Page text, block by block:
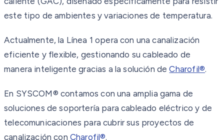
este tipo de ambientes y variaciones de temperatura.
Actualmente, la Línea 1 opera con una canalización
eficiente y flexible, gestionando su cableado de
manera inteligente gracias a la solución deCharofil®.
En SYSCOM® contamos con una amplia gama de
soluciones de soportería para cableado eléctrico y de
telecomunicaciones para cubrir sus proyectos de
canalización con Charofil®.